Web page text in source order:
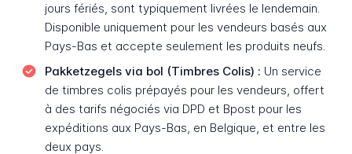
jours fériés, sont typiquement livrées le lendemain.
Disponible uniquement pour les vendeurs basés aux
Pays-Bas et accepte seulement les produits neufs.
Pakketzegels via bol (Timbres Colis) : Un service
de timbres colis prépayés pour les vendeurs, offert
à des tarifs négociés via DPD et Bpost pour les
expéditions aux Pays-Bas, en Belgique, et entre les
deux pays.